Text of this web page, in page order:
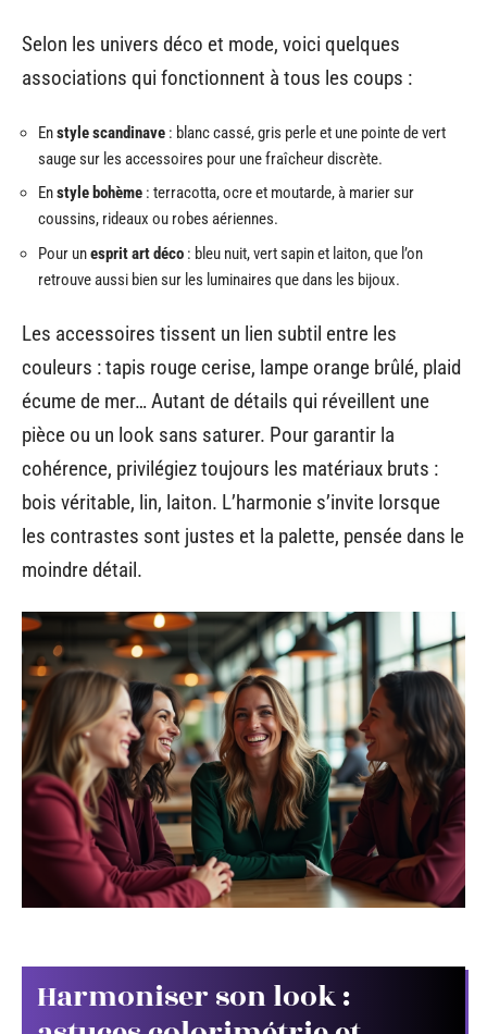
Selon les univers déco et mode, voici quelques
associations qui fonctionnent à tous les coups :
Enstyle scandinave : blanc cassé, gris perle et une pointe de vert
sauge sur les accessoires pour une fraîcheur discrète.
Enstyle bohème : terracotta, ocre et moutarde, à marier sur
coussins, rideaux ou robes aériennes.
Pour unesprit art déco : bleu nuit, vert sapin et laiton, que l’on
retrouve aussi bien sur les luminaires que dans les bijoux.
Les accessoires tissent un lien subtil entre les
couleurs : tapis rouge cerise, lampe orange brûlé, plaid
écume de mer… Autant de détails qui réveillent une
pièce ou un look sans saturer. Pour garantir la
cohérence, privilégiez toujours les matériaux bruts :
bois véritable, lin, laiton. L’harmonie s’invite lorsque
les contrastes sont justes et la palette, pensée dans le
moindre détail.
Harmoniser son look :